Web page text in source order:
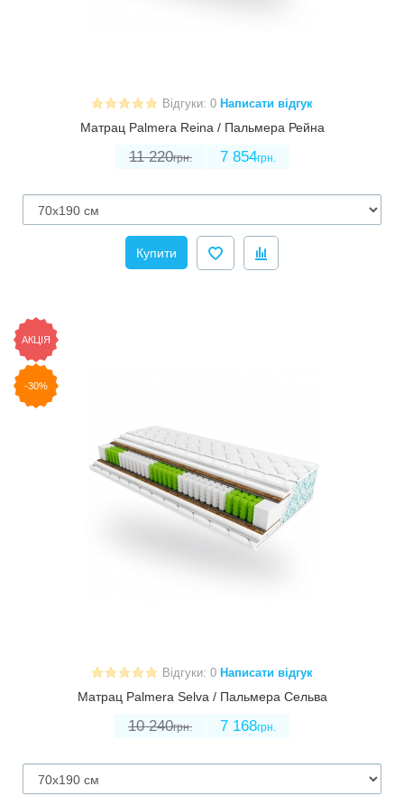
Відгуки: 0 Написати відгук
Матрац Palmera Reina / Пальмера Рейна
11 220грн. 7 854грн.
Купити
АКЦІЯ
-30%
Відгуки: 0 Написати відгук
Матрац Palmera Selva / Пальмера Сельва
10 240грн. 7 168грн.